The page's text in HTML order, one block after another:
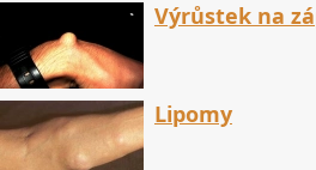
Výrůstek na
Lipomy